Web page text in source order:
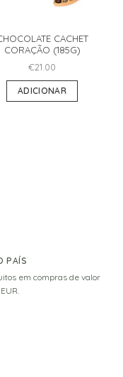
CACHET
CORAÇÃO (185G)
€21.00
ADICIONAR
PAÍS
em compras de valor